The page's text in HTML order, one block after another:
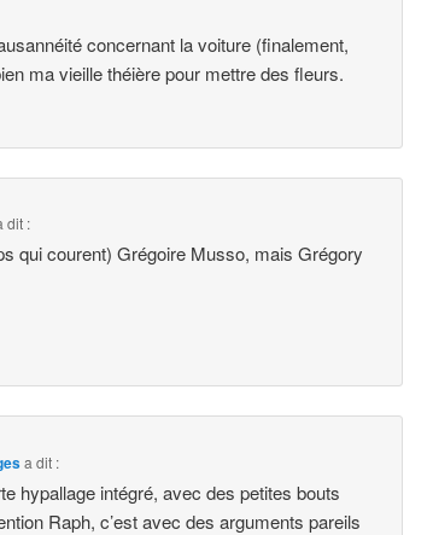
concernant la voiture (finalement,
ma vieille théière pour mettre des fleurs.
dit :
qui courent) Grégoire Musso, mais Grégory
a dit :
hypallage intégré, avec des petites bouts
Raph, c’est avec des arguments pareils